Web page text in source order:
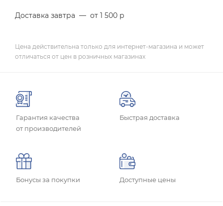
Доставка завтра — от 1 500 р
Цена действительна только для интернет-магазина и может
отличаться от цен в розничных магазинах
Гарантия качества
от производителей
Быстрая доставка
Бонусы за покупки Доступные цены